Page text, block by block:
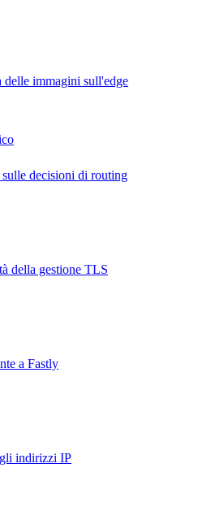
delle immagini sull'edge
decisioni di routing
della gestione TLS
a Fastly
indirizzi IP